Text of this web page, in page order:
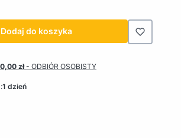
Dodaj do koszyka
zł- ODBIÓR OSOBISTY
1 dzień